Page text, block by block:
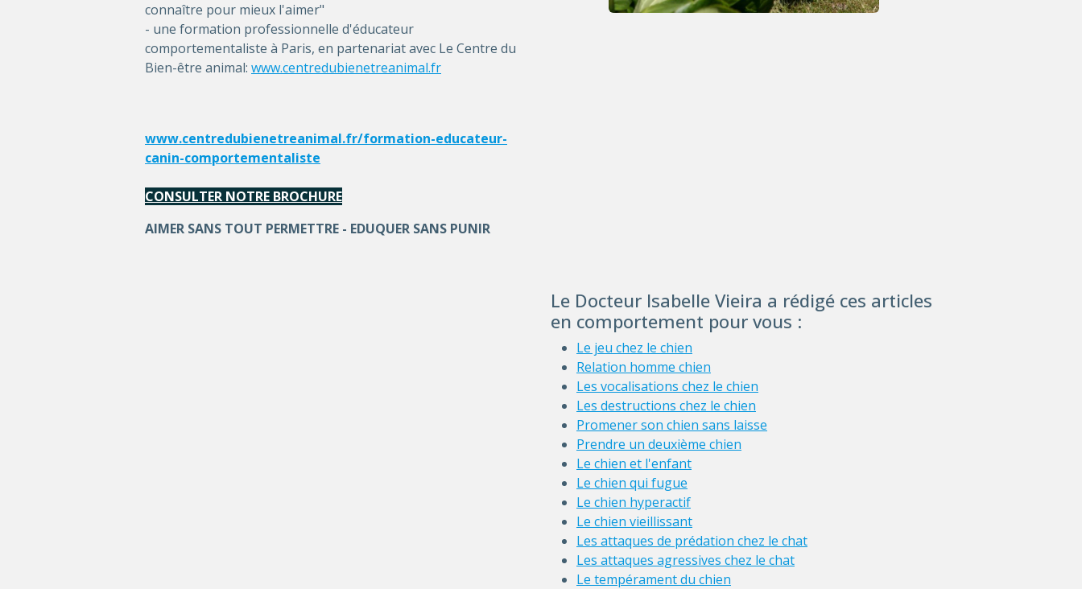
connaître pour mieux l'aimer"
- une formation professionnelle d'éducateur
comportementaliste à Paris, en partenariat avec Le Centre du
Bien-être animal: www.centredubienetreanimal.fr
www.centredubienetreanimal.fr/formation-educateur-
canin-comportementaliste
CONSULTER NOTRE BROCHURE
AIMER SANS TOUT PERMETTRE - EDUQUER SANS PUNIR
Le Docteur Isabelle Vieira a rédigé ces articles
en comportement pour vous :
Le jeu chez le chien
Relation homme chien
Les vocalisations chez le chien
Les destructions chez le chien
Promener son chien sans laisse
Prendre un deuxième chien
Le chien et l'enfant
Le chien qui fugue
Le chien hyperactif
Le chien vieillissant
Les attaques de prédation chez le chat
Les attaques agressives chez le chat
Le tempérament du chien